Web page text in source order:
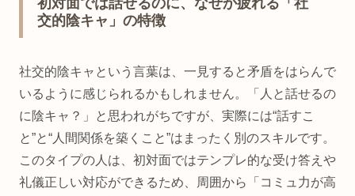
交的陰キャ」の特徴
社交的陰キャという言葉は、一見すると矛盾をはらんで
いるように感じられるかもしれません。「人と話せるの
に陰キャ？」と思われがちですが、実際には“話すこ
と”と“人間関係を築くこと”はまったく別のスキルです。
このタイプの人は、初対面ではテンプレ的な受け答えや
礼儀正しい対応ができるため、周囲から「コミュ力が高